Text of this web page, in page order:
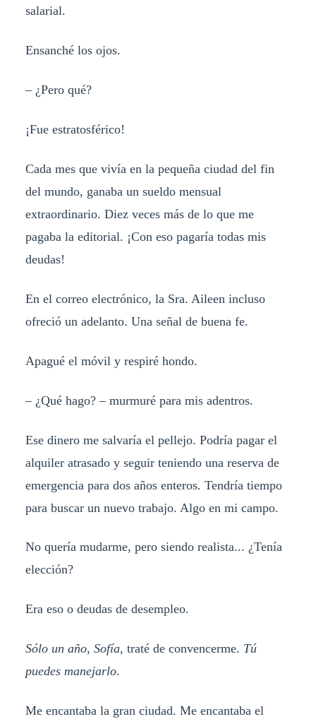
salarial.
Ensanché los ojos.
– ¿Pero qué?
¡Fue estratosférico!
Cada mes que vivía en la pequeña ciudad del fin
del mundo, ganaba un sueldo mensual
extraordinario. Diez veces más de lo que me
pagaba la editorial. ¡Con eso pagaría todas mis
deudas!
En el correo electrónico, la Sra. Aileen incluso
ofreció un adelanto. Una señal de buena fe.
Apagué el móvil y respiré hondo.
– ¿Qué hago? – murmuré para mis adentros.
Ese dinero me salvaría el pellejo. Podría pagar el
alquiler atrasado y seguir teniendo una reserva de
emergencia para dos años enteros. Tendría tiempo
para buscar un nuevo trabajo. Algo en mi campo.
No quería mudarme, pero siendo realista... ¿Tenía
elección?
Era eso o deudas de desempleo.
Sólo un año, Sofía, traté de convencerme. Tú
puedes manejarlo.
Me encantaba la gran ciudad. Me encantaba el